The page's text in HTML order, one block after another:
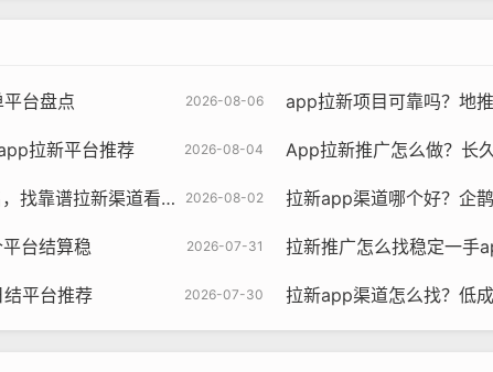
2026-08-06
台盘点 app拉新项目可靠吗？地
2026-08-04
拉新平台推荐 App拉新推广怎么做？长
2026-08-02
靠谱拉新渠道看这篇 拉新app渠道哪个好？企
2026-07-31
台结算稳 拉新推广怎么找稳定一手
2026-07-30
平台推荐 拉新app渠道怎么找？低